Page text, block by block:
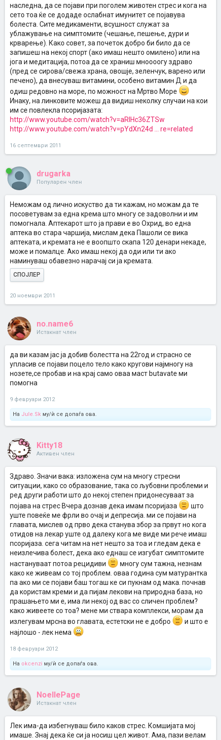
наследна, да се појави при поголем животен стрес и кога на
сето тоа ќе се додаде ослабнат имунитет се појавува
болеста. Сите медикаменти, всушност служат за
ублажување на симптомите (чешање, пешење, дури и
крварење). Како совет, за почеток добро би било да се
запишеш на некој спорт (ако имаш нешто омилено) или на
јога и медитација, потоа да се храниш мноооогу здраво
(пред се сирова/свежа храна, овошје, зеленчук, варено или
печено), да внесуваш витамини, особено витамин Д и да
одиш редовно на море, по можност на Мртво Море
Инаку, на линковите можеш да видиш неколку случаи на кои
им се повлекла псоријазата:
http://www.youtube.com/watch?v=aRIHc36ZTSw
http://www.youtube.com/watch?v=pYdXn24d ... re=related
16 септември 2011
drugarka
Популарен член
Неможам од лично искуство да ти кажам, но можам да те
посоветувам за една крема што многу се задоволни и им
помогнала. Аптекарот што ја прави е во Охрид, во една
аптека во стара чаршија, мислам дека Пашоли се вика
аптеката, и кремата не е воопшто скапа 120 денари некаде,
може и помалце. Ако имаш некој да оди или ти ако
наминуваш обавезно нарачај си ја кремата.
СПОЈЛЕР
20 ноември 2011
no.name6
Истакнат член
да ви казам јас ја добив болестта на 22год и страсно се
упласив се појави поцело тело како кругови најмногу на
нозете,се пробав и на крај само оваа маст butavate ми
помогна
9 февруари 2012
На Jule.Sk му/ѝ се допаѓа ова.
Kitty18
Активен член
Здраво. Значи вака: изложена сум на многу стресни
ситуации, како со образование, така со љубовни проблеми и
ред други работи што до некој степен придонесуваат за
појава на стрес Вчера дознав дека имам псоријаза
што
уште повеќе ме фрли во очај и депресија. ми се појави на
главата, мислев од прво дека станува збор за првут но кога
отидов на лекар уште од далеку кога ме виде ми рече имаш
псоријаза. сега читам на нет нешто за тоа и гледам дека е
неизлечива болест, дека ако еднаш се изгубат симптомите
настануваат потоа рецидиви
многу сум тажна, незнам
како ке живеам со тој проблем. оваа година сум матурантка
па ако ми се појави баш тогаш ке си пукнам од мака. почнав
да користам креми и да пијам лекови на природна база, но
прашањето ми е, има ли некој од вас со сличен проблем?
како живеете со тоа? мене ми ствара комплекси, морам да
излегувам мрсна во главата, естетски не е добро
и што е
најлошо - лек нема
18 февруари 2012
На okcenzi му/ѝ се допаѓа ова.
NoellePage
Истакнат член
Лек има-да избегнуваш било каков стрес. Комшијата мој
имаше. Знај дека ќе си ја носиш цел живот. Ама, пази велам